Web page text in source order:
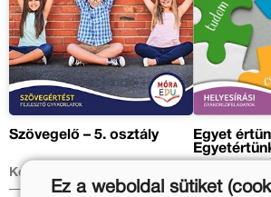
Szövegelő – 5. osztály
Kómár Anita, Szécsiné Szécsi
Egyet
Eredeti ár:
Ez a weboldal sütiket